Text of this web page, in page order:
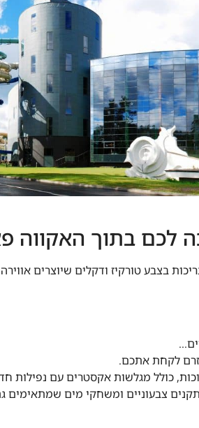
לכם בתוך האקווה
בצבע טורקיז ודקלים שיוצרים
לקחת אתכם.
כולל מגלשות אקסטרים עם נפילות
צבעוניים ומשחקי מים שמתאימים